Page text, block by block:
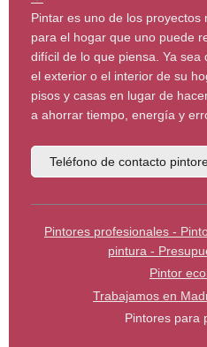
Pintar es uno de los
para el hogar que uno puede
difícil de lo que piensa. Ya
el exterior o el interior de su
pisos y casas en lugar de
a ahorrar tiempo, energía y
Teléfono de contacto
Pintores profesionales -
pintura -
Pintor
Trabajamos en
Pintores para